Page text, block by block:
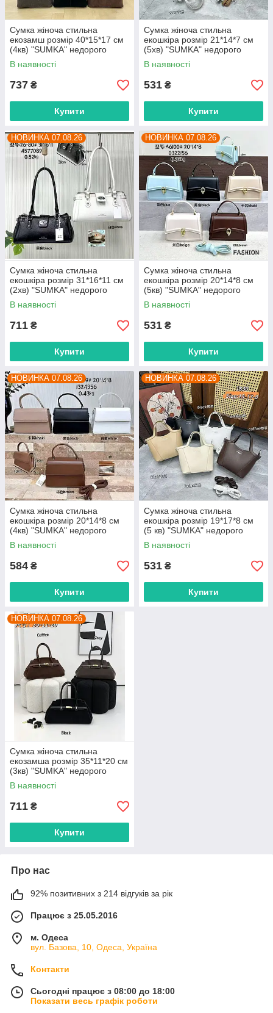
Сумка жіноча стильна
екозамш розмір 40*15*17 см
(4кв) "SUMKA" недорого
гуртом від прямого
постачальника
В наявності
737 ₴
Купити
Сумка жіноча стильна
екошкіра розмір 21*14*7 см
(5хв) "SUMKA" недорого
гуртом від прямого
постачальника
В наявності
531 ₴
Купити
НОВИНКА 07.08.26
Сумка жіноча стильна
екошкіра розмір 31*16*11 см
(2хв) "SUMKA" недорого
гуртом від прямого
постачальника
В наявності
711 ₴
Купити
НОВИНКА 07.08.26
Сумка жіноча стильна
екошкіра розмір 20*14*8 см
(5кв) "SUMKA" недорого
гуртом від прямого
постачальника
В наявності
531 ₴
Купити
НОВИНКА 07.08.26
Сумка жіноча стильна
екошкіра розмір 20*14*8 см
(4кв) "SUMKA" недорого
гуртом від прямого
постачальника
В наявності
584 ₴
Купити
НОВИНКА 07.08.26
Сумка жіноча стильна
екошкіра розмір 19*17*8 см
(5 кв) "SUMKA" недорого
гуртом від прямого
постачальника
В наявності
531 ₴
Купити
НОВИНКА 07.08.26
Сумка жіноча стильна
екозамша розмір 35*11*20 см
(3кв) "SUMKA" недорого
гуртом від прямого
постачальника
В наявності
711 ₴
Купити
Про нас
92% позитивних з 214 відгуків за рік
Працює з 25.05.2016
м. Одеса
вул. Базова, 10, Одеса, Україна
Контакти
Сьогодні працює з 08:00 до 18:00
Показати весь графік роботи